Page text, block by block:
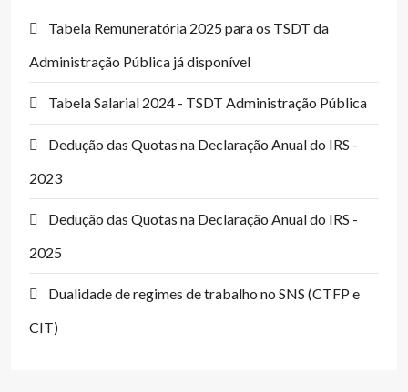
Tabela Remuneratória 2025 para os TSDT da
Administração Pública já disponível
Tabela Salarial 2024 - TSDT Administração Pública
Dedução das Quotas na Declaração Anual do IRS -
2023
Dedução das Quotas na Declaração Anual do IRS -
2025
Dualidade de regimes de trabalho no SNS (CTFP e
CIT)